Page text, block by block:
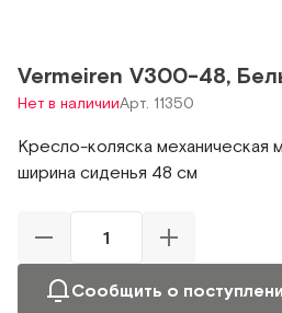
Vermeiren V300-48,
Нет в наличииАрт. 11350
Кресло-коляска механическая
ширина сиденья 48 см
Сообщить о